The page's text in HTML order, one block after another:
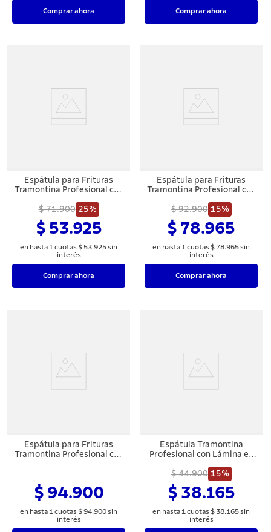
Comprar ahora Comprar ahora
Espátula para Frituras
Tramontina Profesional con
y Mango de Polipropileno
Blanco 5x2,1/2"
$ 71.900 25%
$ 53.925
en hasta 1 cuotas $ 53.925sin
interés
Comprar ahora
Espátula para Frituras
Tramontina Profesional con
y Mango de Polipropileno
Blanco 9x3"
$ 92.900 15%
$ 78.965
en hasta 1 cuotas $ 78.965sin
interés
Comprar ahora
Espátula para Frituras
Tramontina Profesional con
$ 94.900
en hasta 1 cuotas $94.900sin
interés
Espátula Tramontina
Profesional con Lámina en
de Polipropileno Blanco 4"
$ 44.900 15%
$ 38.165
en hasta 1 cuotas $ 38.165sin
interés